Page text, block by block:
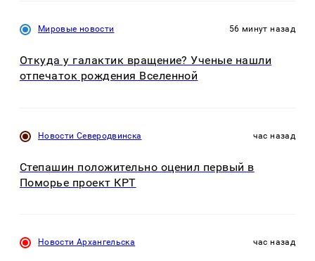
Мировые новости 56 минут назад
Откуда у галактик вращение? Ученые нашли
отпечаток рождения Вселенной
Новости Северодвинска час назад
Степашин положительно оценил первый в
Поморье проект КРТ
Новости Архангельска час назад